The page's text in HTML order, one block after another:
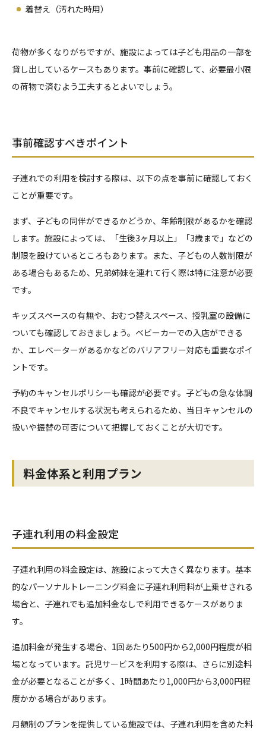
着替え（汚れた時用）
荷物が多くなりがちですが、施設によっては子ども用品の一部を
貸し出しているケースもあります。事前に確認して、必要最小限
の荷物で済むよう工夫するとよいでしょう。
事前確認すべきポイント
子連れでの利用を検討する際は、以下の点を事前に確認しておく
ことが重要です。
まず、子どもの同伴ができるかどうか、年齢制限があるかを確認
します。施設によっては、「生後3ヶ月以上」「3歳まで」などの
制限を設けているところもあります。また、子どもの人数制限が
ある場合もあるため、兄弟姉妹を連れて行く際は特に注意が必要
です。
キッズスペースの有無や、おむつ替えスペース、授乳室の設備に
ついても確認しておきましょう。ベビーカーでの入店ができる
か、エレベーターがあるかなどのバリアフリー対応も重要なポイ
ントです。
予約のキャンセルポリシーも確認が必要です。子どもの急な体調
不良でキャンセルする状況も考えられるため、当日キャンセルの
扱いや振替の可否について把握しておくことが大切です。
料金体系と利用プラン
子連れ利用の料金設定
子連れ利用の料金設定は、施設によって大きく異なります。基本
的なパーソナルトレーニング料金に子連れ利用料が上乗せされる
場合と、子連れでも追加料金なしで利用できるケースがありま
す。
追加料金が発生する場合、1回あたり500円から2,000円程度が相
場となっています。託児サービスを利用する際は、さらに別途料
金が必要となることが多く、1時間あたり1,000円から3,000円程
度かかる場合があります。
月額制のプランを提供している施設では、子連れ利用を含めた料